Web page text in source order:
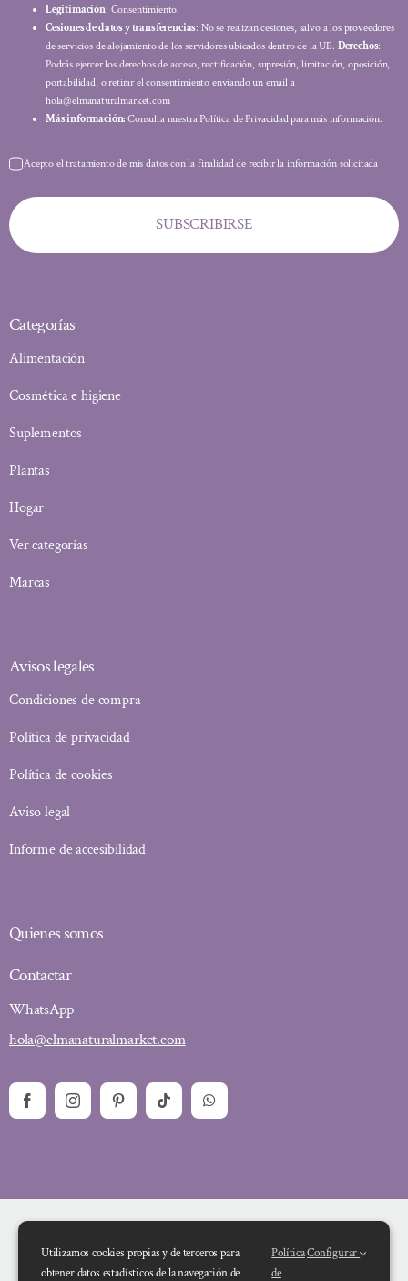
Legitimación: Consentimiento.
Cesiones de datos y transferencias: No se realizan cesiones, salvo a los proveedores
de servicios de alojamiento de los servidores ubicados dentro de la UE. Derechos:
Podrás ejercer los derechos de acceso, rectificación, supresión, limitación, oposición,
portabilidad, o retirar el consentimiento enviando un email a
hola@elmanaturalmarket.com
Más información: Consulta nuestra Política de Privacidad para más información.
Acepto el tratamiento de mis datos con la finalidad de recibir la información solicitada
SUBSCRIBIRSE
Categorías
Alimentación
Cosmética e higiene
Suplementos
Plantas
Hogar
Ver categorías
Marcas
Avisos legales
Condiciones de compra
Política de privacidad
Política de cookies
Aviso legal
Informe de accesibilidad
Quienes somos
Contactar
WhatsApp
hola@elmanaturalmarket.com
Utilizamos cookies propias y de terceros para
obtener datos estadísticos de la navegación de
Política
de
Configurar